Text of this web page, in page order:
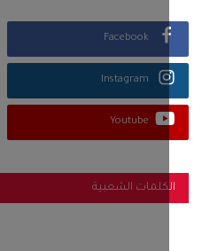
Facebook
Instagram
Youtube
الشعبية